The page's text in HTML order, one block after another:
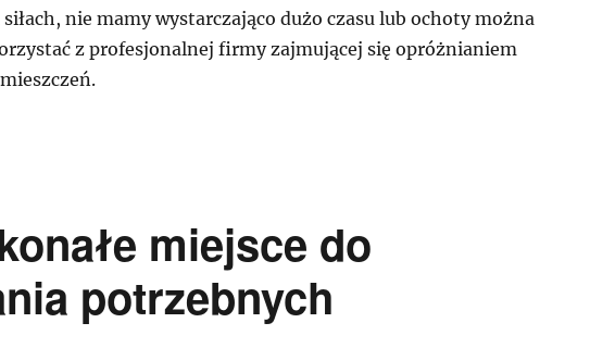
siłach, nie mamy wystarczająco dużo czasu lub ochoty można
z profesjonalnej firmy zajmującej się opróżnianiem
miejsce do
potrzebnych